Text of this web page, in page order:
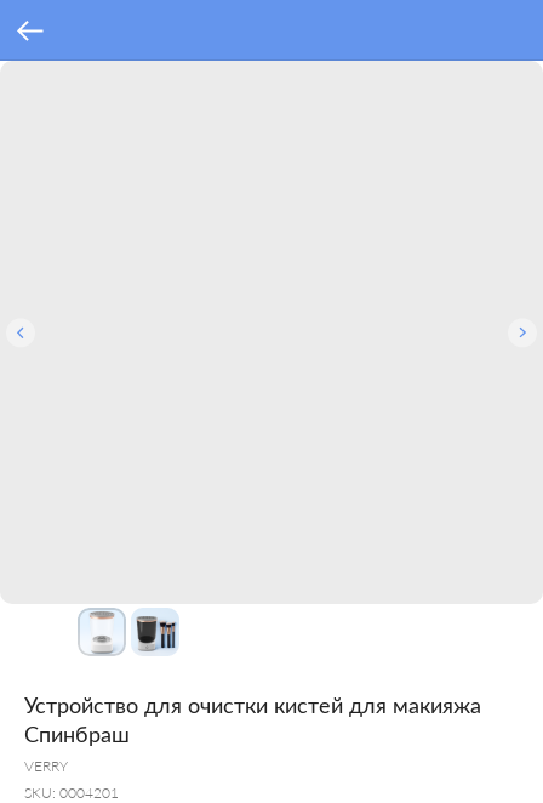
Устройство для очистки кистей для макияжа
Спинбраш
VERRY
SKU: 0004201